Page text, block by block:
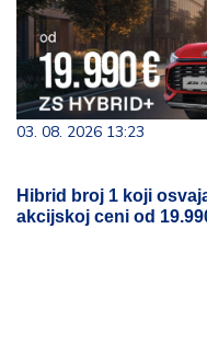
03. 08. 2026 13:23
Hibrid broj 1 koji
akcijskoj ceni od